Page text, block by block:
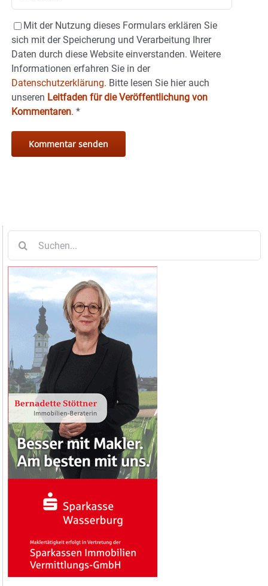
Mit der Nutzung dieses Formulars erklären Sie
sich mit der Speicherung und Verarbeitung Ihrer
Daten durch diese Website einverstanden. Weitere
Informationen erfahren Sie in der
Datenschutzerklärung. Bitte lesen Sie hier auch
unseren Leitfaden für die Veröffentlichung von
Kommentaren. *
nach: